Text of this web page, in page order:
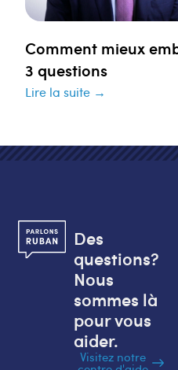
Comment mieux
3 questions
Lire la suite →
Des
questions?
Nous
sommes là
pour vous
aider.
Visitez notre